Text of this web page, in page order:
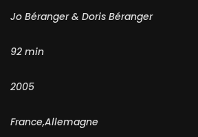
Jo Béranger & Doris Béranger
92 min
2005
France,Allemagne